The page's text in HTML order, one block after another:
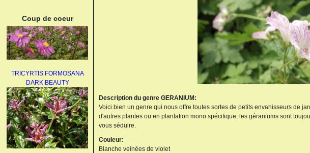
Coup de coeur
TRICYRTIS FORMOSANA
DARK BEAUTY
Description du genre GERANIUM:
Voici bien un genre qui nous offre toutes sortes de petits envahisseurs de
d'autres plantes ou en plantation mono spécifique, les géraniums sont
vous séduire.
Couleur:
Blanche veinées de violet